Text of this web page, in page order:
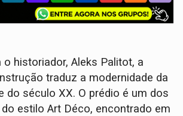
historiador, Aleks Palitot, a
traduz a modernidade da
do século XX. O prédio é um dos
estilo Art Déco, encontrado em